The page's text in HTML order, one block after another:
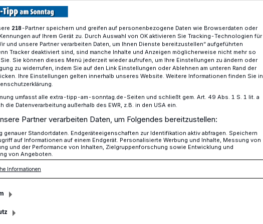
ehrt Ehrenamtliche aus Rheinberg
Ehrenamtliche
Kreissportbund (KSB) Wesel im
in im Sport“ vier engagierte
218-Partner speichern und greifen auf personenbezogene Daten wie Browserdaten oder
auf Ihrem Gerät zu. Durch Auswahl von OK aktivieren Sie Tracking-Technologien für
und unsere Partner verarbeiten Daten, um Ihnen Dienste bereitzustellen“ aufgeführten
Tracker deaktiviert sind, sind manche Inhalte und Anzeigen möglicherweise nicht mehr so
Sie können dieses Menü jederzeit wieder aufrufen, um Ihre Einstellungen zu ändern oder
zu widerrufen, indem Sie auf den Link Einstellungen oder Ablehnen am unteren Rand der
Ihre Einstellungen gelten innerhalb unseres Website. Weitere Informationen finden Sie in
umfasst alle extra-tipp-am-sonntag.de-Seiten und schließt gem. Art. 49 Abs. 1 S. 1 lit. a
die Datenverarbeitung außerhalb des EWR, z.B. in den USA ein.
Partner verarbeiten Daten, um Folgendes bereitzustellen:
genauer Standortdaten. Endgeräteeigenschaften zur Identifikation aktiv abfragen. Speichern
auf Informationen auf einem Endgerät. Personalisierte Werbung und Inhalte, Messung von
und der Performance von Inhalten, Zielgruppenforschung sowie Entwicklung und
von Angeboten.
Informationen